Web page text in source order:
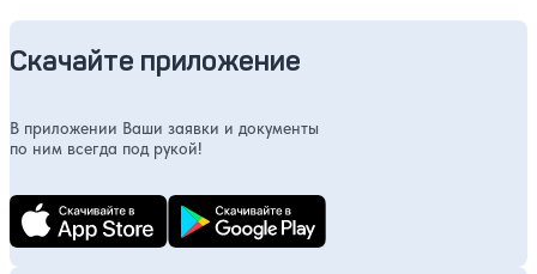
Скачайте приложение
В приложении Ваши заявки и документы
по ним всегда под рукой!